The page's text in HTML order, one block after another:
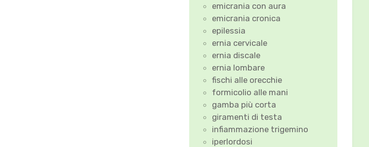
emicrania con aura
emicrania cronica
epilessia
ernia cervicale
ernia discale
ernia lombare
fischi alle orecchie
formicolio alle mani
gamba più corta
giramenti di testa
infiammazione trigemino
iperlordosi